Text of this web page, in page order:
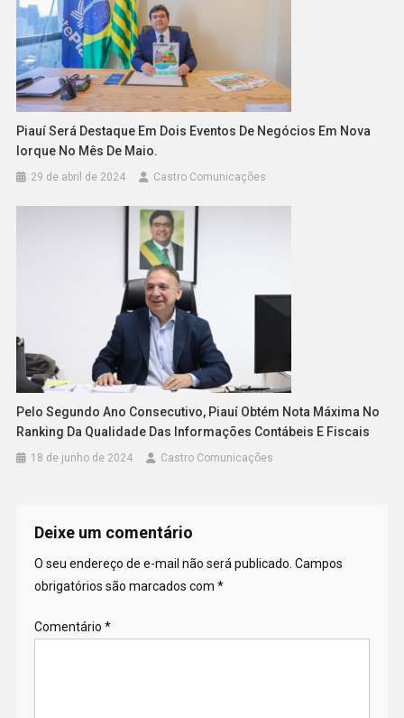
Piauí Será Destaque Em Dois Eventos De Negócios Em Nova
Iorque No Mês De Maio.
29 de abril de 2024 Castro Comunicações
Pelo Segundo Ano Consecutivo, Piauí Obtém Nota Máxima No
Ranking Da Qualidade Das Informações Contábeis E Fiscais
18 de junho de 2024 Castro Comunicações
Deixe um comentário
O seu endereço de e-mail não será publicado. Campos
obrigatórios são marcados com *
Comentário *